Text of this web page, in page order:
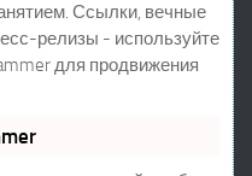
Ссылки, вечные
релизы - используйте
для продвижения